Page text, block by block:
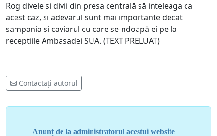
Rog divele si divii din presa centrală să inteleaga ca
acest caz, si adevarul sunt mai importante decat
sampania si caviarul cu care se-ndoapă ei pe la
receptiile Ambasadei SUA. (TEXT PRELUAT)
Contactați autorul
Anunț de la administratorul acestui website